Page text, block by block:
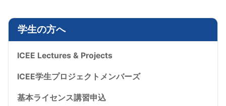
学生の方へ
ICEE Lectures & Projects
ICEE学生プロジェクトメンバーズ
基本ライセンス講習申込